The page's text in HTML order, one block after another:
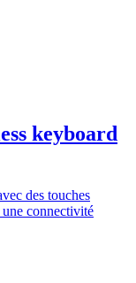
keyboard
des touches
une connectivité